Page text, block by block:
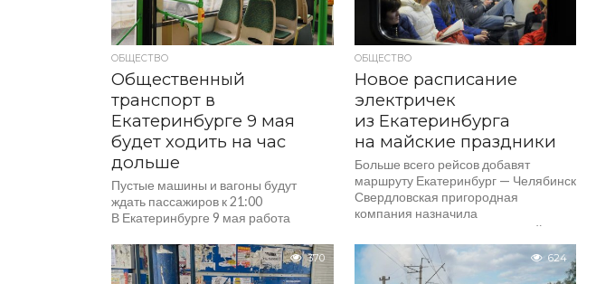
ОБЩЕСТВО
Общественный
транспорт в
Екатеринбурге 9 мая
будет ходить на час
дольше
Пустые машины и вагоны будут
ждать пассажиров к 21:00
В Екатеринбурге 9 мая работа
продлена до часа ночи, сообщает
«КП-Екатеринбург». Метро, трамваи,
ОБЩЕСТВО
Новое расписание
электричек
из Екатеринбурга
на майские праздники
Больше всего рейсов добавят
маршруту Екатеринбург — Челябинск
Свердловская пригородная
компания назначила
дополнительные поезда на майские
праздники, чтобы справиться
с наплывом пассажиров. С 29 апреля
по 12 мая в регионе...
370 624